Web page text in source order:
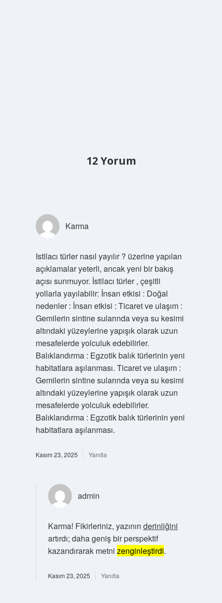
12 Yorum
Karma
Istilacı türler nasıl yayılır ? üzerine yapılan
açıklamalar yeterli, ancak yeni bir bakış
açısı sunmuyor. İstilacı türler , çeşitli
yollarla yayılabilir: İnsan etkisi : Doğal
nedenler : İnsan etkisi : Ticaret ve ulaşım :
Gemilerin sintine sularında veya su kesimi
altındaki yüzeylerine yapışık olarak uzun
mesafelerde yolculuk edebilirler.
Balıklandırma : Egzotik balık türlerinin yeni
habitatlara aşılanması. Ticaret ve ulaşım :
Gemilerin sintine sularında veya su kesimi
altındaki yüzeylerine yapışık olarak uzun
mesafelerde yolculuk edebilirler.
Balıklandırma : Egzotik balık türlerinin yeni
habitatlara aşılanması.
Kasım 23, 2025 Yanıtla
admin
Karma! Fikirleriniz, yazının derinliğini
artırdı; daha geniş bir perspektif
kazandırarak metni zenginleştirdi.
Kasım 23, 2025 Yanıtla